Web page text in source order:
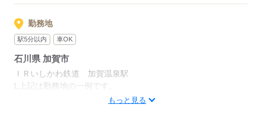
※22時～翌5時の就労は深夜時給適用
※お給料は最短で週払いOK！（規定有）
※残業代は別途全額支給
【月給例】
月給237600円（月22日勤務・実働1日8h）
※未経験の方（無資格）：時給1350円で算出した場合となりま
勤務地
駅5分以内 車OK
石川県 加賀市
ＩＲいしかわ鉄道 加賀温泉駅
L上記は勤務地の一例です。
【他勤務先例】入居施設、デイサービス、ショートステイ、ク
もっと見る